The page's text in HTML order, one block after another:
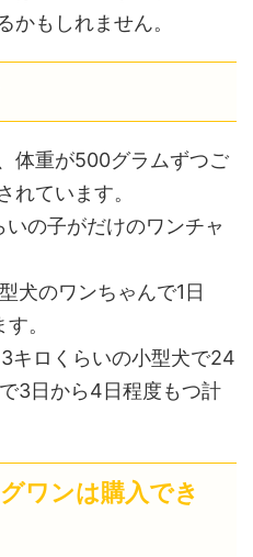
かもしれません。
体重が500グラムずつご
れています。
の子がだけのワンチャ
犬のワンちゃんで1日
。
キロくらいの小型犬で24
3日から4日程度もつ計
ワンは購入でき